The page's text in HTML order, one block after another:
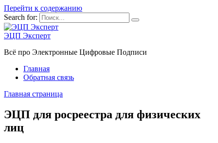
Перейти к содержанию
Search for:
ЭЦП Эксперт
Всё про Электронные Цифровые Подписи
Главная
Обратная связь
Главная страница
ЭЦП для росреестра для физических
лиц